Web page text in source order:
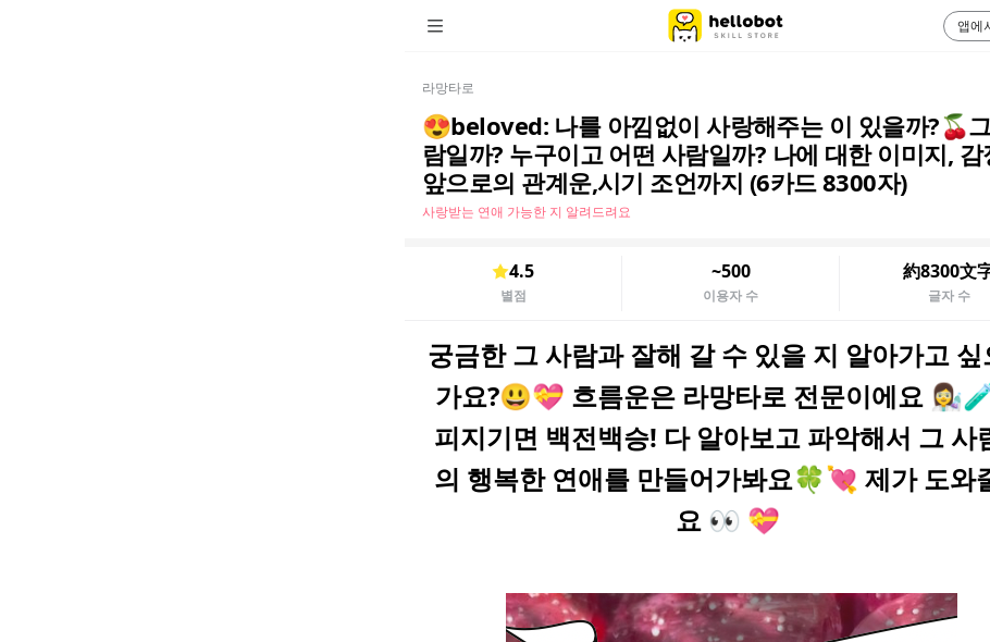
라망타로
😍beloved: 나를 아낌없이 사랑해주는 이 있을까?🍒
람일까? 누구이고 어떤 사람일까? 나에 대한 이미지, 감
앞으로의 관계운,시기 조언까지 (6카드 8300자)
사랑받는 연애 가능한 지 알려드려요
4.5
별점
~500
이용자 수
約8300文
글자 수
궁금한 그 사람과 잘해 갈 수 있을 지 알아가고 싶
가요?😃💝 흐름운은 라망타로 전문이에요
피지기면 백전백승! 다 알아보고 파악해서 그 사
의 행복한 연애를 만들어가봐요🍀💘 제가 도와
요 👀 💝
앱에